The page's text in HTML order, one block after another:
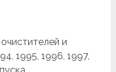
и
1995, 1996, 1997,